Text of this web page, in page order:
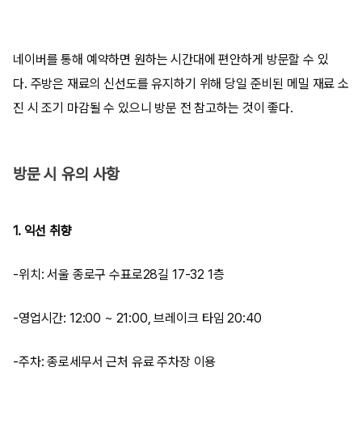
네이버를 통해 예약하면 원하는 시간대에 편안하게 방문할 수 있
다. 주방은 재료의 신선도를 유지하기 위해 당일 준비된 메밀 재료 소
진 시 조기 마감될 수 있으니 방문 전 참고하는 것이 좋다.
방문 시 유의 사항
1. 익선 취향
-위치: 서울 종로구 수표로28길 17-32 1층
-영업시간: 12:00 ~ 21:00, 브레이크 타임 20:40
-주차: 종로세무서 근처 유료 주차장 이용